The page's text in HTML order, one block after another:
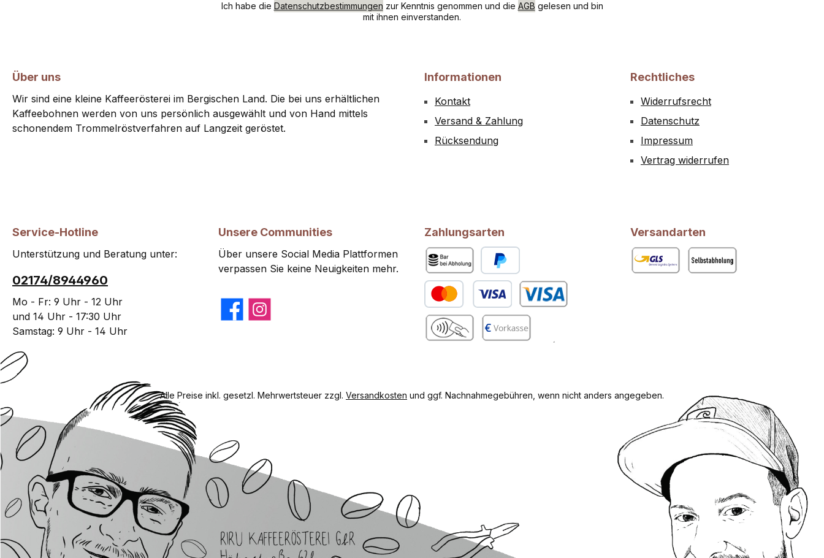
Ich habe die Datenschutzbestimmungen zur Kenntnis genommen und die AGB gelesen und bin
mit ihnen einverstanden.
Über uns
Wir sind eine kleine Kaffeerösterei im Bergischen Land. Die bei uns erhältlichen
Kaffeebohnen werden von uns persönlich ausgewählt und von Hand mittels
schonendem Trommelröstverfahren auf Langzeit geröstet.
Informationen
Kontakt
Versand & Zahlung
Rücksendung
Rechtliches
Widerrufsrecht
Datenschutz
Impressum
Vertrag widerrufen
Service-Hotline
Unterstützung und Beratung unter:
02174/8944960
Mo - Fr: 9 Uhr - 12 Uhr
und 14 Uhr - 17:30 Uhr
Samstag: 9 Uhr - 14 Uhr
Unsere Communities
Über unsere Social Media Plattformen
verpassen Sie keine Neuigkeiten mehr.
FacebookInstagram
Zahlungsarten
Bar bei Abholung
PayPal
Kredit- oder DebitkarteBenutzerdefiniertes Bild 1
Versandarten
Alle Preise inkl. gesetzl. Mehrwertsteuer zzgl. Versandkosten und ggf. Nachnahmegebühren, wenn nicht anders angegeben.